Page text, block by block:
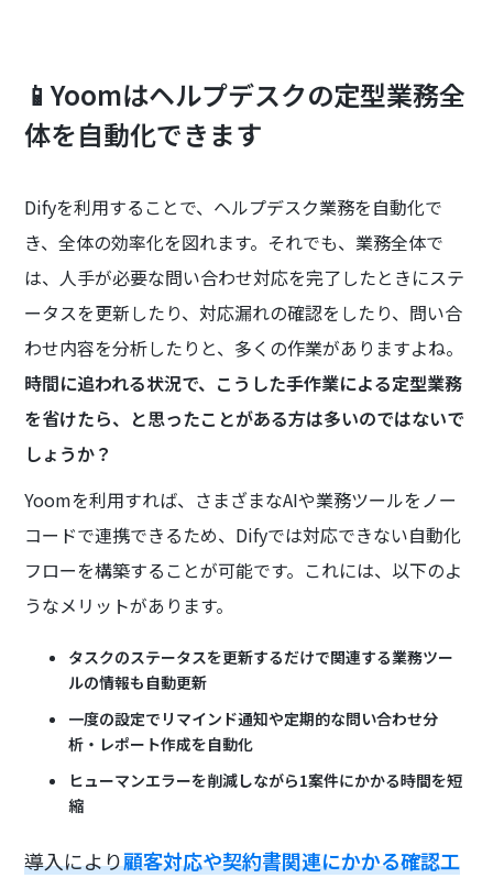
📱Yoomはヘルプデスクの定型業務全
体を自動化できます
Difyを利用することで、ヘルプデスク業務を自動化で
き、全体の効率化を図れます。それでも、業務全体で
は、人手が必要な問い合わせ対応を完了したときにステ
ータスを更新したり、対応漏れの確認をしたり、問い合
わせ内容を分析したりと、多くの作業がありますよね。
時間に追われる状況で、こうした手作業による定型業務
を省けたら、と思ったことがある方は多いのではないで
しょうか？
Yoomを利用すれば、さまざまなAIや業務ツールをノー
コードで連携できるため、Difyでは対応できない自動化
フローを構築することが可能です。これには、以下のよ
うなメリットがあります。
タスクのステータスを更新するだけで関連する業務ツー
ルの情報も自動更新
一度の設定でリマインド通知や定期的な問い合わせ分
析・レポート作成を自動化
ヒューマンエラーを削減しながら1案件にかかる時間を短
縮
導入により顧客対応や契約書関連にかかる確認工